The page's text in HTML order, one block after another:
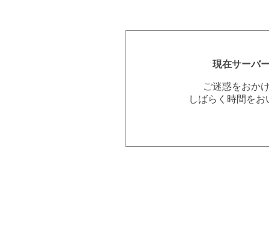
現在サーバ
ご迷惑をおか
しばらく時間を